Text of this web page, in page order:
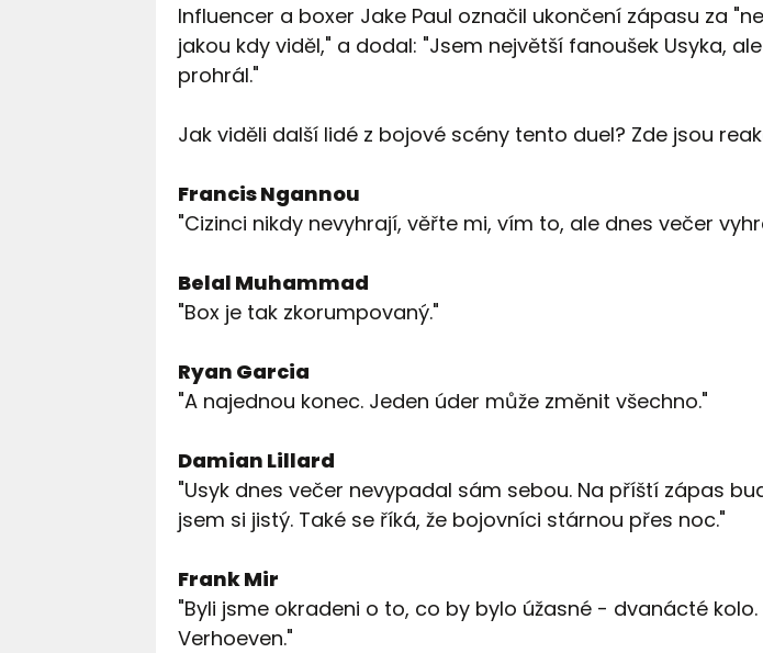
Influencer a boxer Jake Paul označil ukončení zápasu za
jakou kdy viděl," a dodal: "Jsem největší fanoušek Usyka,
prohrál."
Jak viděli další lidé z bojové scény tento duel? Zde jsou
Francis Ngannou
"Cizinci nikdy nevyhrají, věřte mi, vím to, ale dnes večer
Belal Muhammad
"Box je tak zkorumpovaný."
Ryan Garcia
"A najednou konec. Jeden úder může změnit všechno."
Damian Lillard
"Usyk dnes večer nevypadal sám sebou. Na příští zápas
jsem si jistý. Také se říká, že bojovníci stárnou přes noc."
Frank Mir
"Byli jsme okradeni o to, co by bylo úžasné - dvanácté kolo.
Verhoeven."